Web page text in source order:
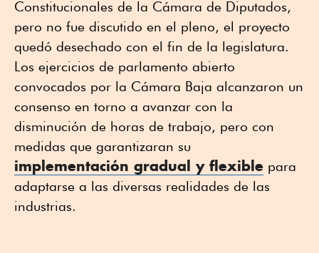
Constitucionales de la Cámara de Diputados,
pero no fue discutido en el pleno, el proyecto
quedó desechado con el fin de la legislatura.
Los ejercicios de parlamento abierto
convocados por la Cámara Baja alcanzaron un
consenso en torno a avanzar con la
disminución de horas de trabajo, pero con
medidas que garantizaran su
implementación gradual y flexible para
adaptarse a las diversas realidades de las
industrias.